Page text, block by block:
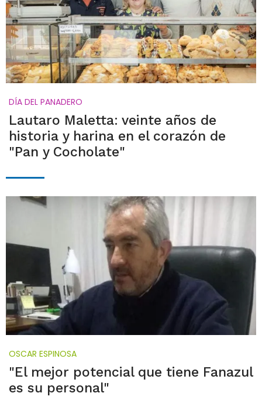
DÍA DEL PANADERO
Lautaro Maletta: veinte años de
historia y harina en el corazón de
"Pan y Cocholate"
OSCAR ESPINOSA
"El mejor potencial que tiene Fanazul
es su personal"